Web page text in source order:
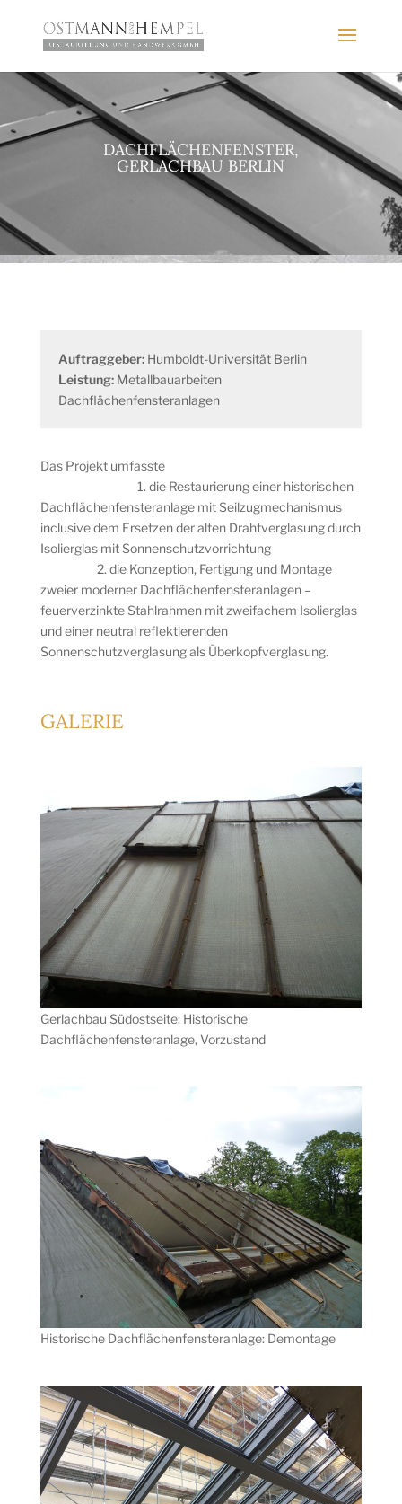
DACHFLÄCHENFENSTER,
GERLACHBAU BERLIN
Auftraggeber:Humboldt-Universität Berlin
Leistung:Metallbauarbeiten
Dachflächenfensteranlagen
Das Projekt umfasste
1. die Restaurierung einer historischen
Dachflächenfensteranlage mit Seilzugmechanismus
inclusive dem Ersetzen der alten Drahtverglasung durch
Isolierglas mit Sonnenschutzvorrichtung
2. die Konzeption, Fertigung und Montage
zweier moderner Dachflächenfensteranlagen –
feuerverzinkte Stahlrahmen mit zweifachem Isolierglas
und einer neutral reflektierenden
Sonnenschutzverglasung als Überkopfverglasung.
GALERIE
Gerlachbau Südostseite: Historische
Dachflächenfensteranlage, Vorzustand
Historische Dachflächenfensteranlage: Demontage